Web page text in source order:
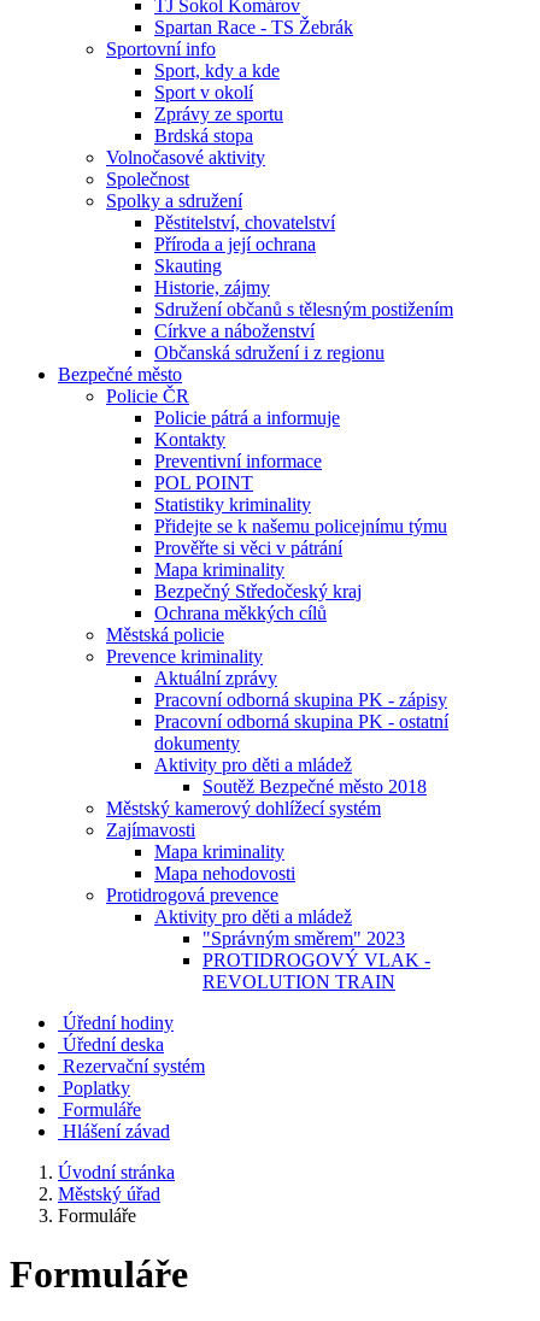
TJ Sokol Komárov
Spartan Race - TS Žebrák
Sportovní info
Sport, kdy a kde
Sport v okolí
Zprávy ze sportu
Brdská stopa
Volnočasové aktivity
Společnost
Spolky a sdružení
Pěstitelství, chovatelství
Příroda a její ochrana
Skauting
Historie, zájmy
Sdružení občanů s tělesným postižením
Církve a náboženství
Občanská sdružení i z regionu
Bezpečné město
Policie ČR
Policie pátrá a informuje
Kontakty
Preventivní informace
POL POINT
Statistiky kriminality
Přidejte se k našemu policejnímu týmu
Prověřte si věci v pátrání
Mapa kriminality
Bezpečný Středočeský kraj
Ochrana měkkých cílů
Městská policie
Prevence kriminality
Aktuální zprávy
Pracovní odborná skupina PK - zápisy
Pracovní odborná skupina PK - ostatní
dokumenty
Aktivity pro děti a mládež
Soutěž Bezpečné město 2018
Městský kamerový dohlížecí systém
Zajímavosti
Mapa kriminality
Mapa nehodovosti
Protidrogová prevence
Aktivity pro děti a mládež
"Správným směrem" 2023
PROTIDROGOVÝ VLAK -
REVOLUTION TRAIN
Úřední hodiny
Úřední deska
Rezervační systém
Poplatky
Formuláře
Hlášení závad
Úvodní stránka
Městský úřad
Formuláře
Formuláře